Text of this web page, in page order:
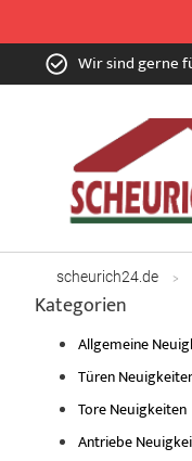
Zum
Inhalt Wir sind gerne
scheurich24.de
Kategorien
Allgemeine
Türen
Tore Neuigkeiten
Antriebe